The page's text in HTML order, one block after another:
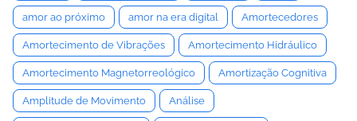
amor ao próximo amor na era digital Amortecedores
Amortecimento de Vibrações Amortecimento Hidráulico
Amortecimento Magnetorreológico Amortização Cognitiva
Amplitude de Movimento Análise